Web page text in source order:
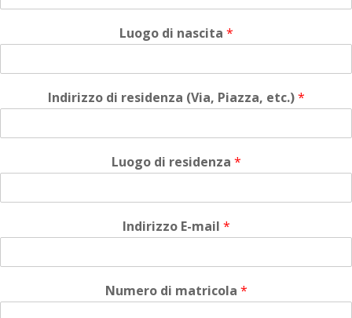
Luogo di nascita *
Indirizzo di residenza (Via, Piazza, etc.)*
Luogo di residenza *
Indirizzo E-mail *
Numero di matricola *